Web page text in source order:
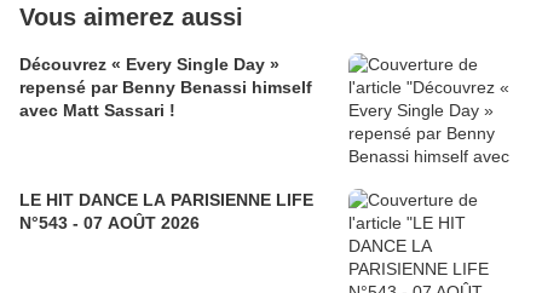
Vous aimerez aussi
Découvrez « Every Single Day »
repensé par Benny Benassi himself
avec Matt Sassari !
LE HIT DANCE LA PARISIENNE LIFE
N°543 - 07 AOÛT 2026